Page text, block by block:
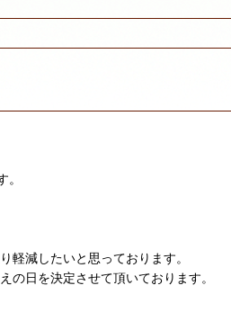
減したいと思っております。
日を決定させて頂いております。